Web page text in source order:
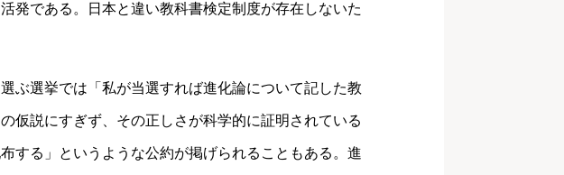
発である。日本と違い教科書検定制度が存在しないた
ぶ選挙では「私が当選すれば進化論について記した教
仮説にすぎず、その正しさが科学的に証明されている
する」というような公約が掲げられることもある。進